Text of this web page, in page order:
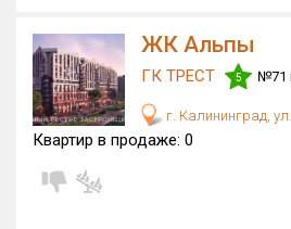
ЖК Альпы
ГК ТРЕСТ 5 №71
г. Калининград,
Квартир в продаже: 0